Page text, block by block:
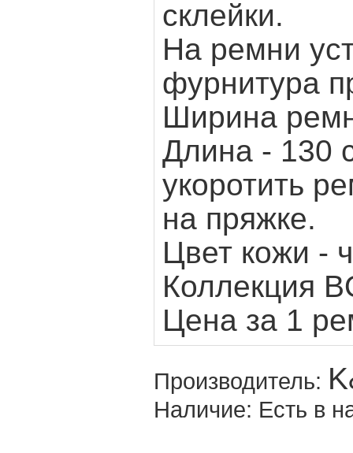
склейки.
На ремни
фурнитура
Ширина
Длина - 130
укоротить
на пряжке.
Цвет кожи -
Коллекция
Цена за 1
Производитель:
Наличие: Есть в